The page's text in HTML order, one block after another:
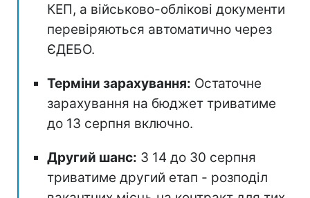
КЕП, а військово-облікові документи
перевіряються автоматично через
ЄДЕБО.
Терміни зарахування: Остаточне
зарахування на бюджет триватиме
до 13 серпня включно.
Другий шанс: З 14 до 30 серпня
триватиме другий етап - розподіл